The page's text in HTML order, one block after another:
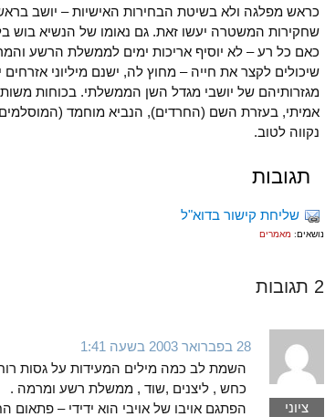
כראש מפלגה ולא בשיטת הבחירות האישיות – יושב
שחקירות המשטרה יעשו זאת. גם נאומו של הנשיא בוש
שיכולים לקצר את חייה – מחוץ לה, ישנם מיליוני
מגזרותיהם של יושבי מגדל השן הממשלתי. בכוחות
אמיתי, בעזרת השם (החרדים), הנביא מוחמד
נקווה לטוב.
תגובות
שליחת קישור בדוא"ל
נושאים: מאמרים
2 תגובות
ציוני
28 בפברואר 2003 בשעה 1:41
כחש , ליצנים ,שוד , ממשלת רשע ומרמה .
הפתגם אויבו של אויבי הוא ידידי –